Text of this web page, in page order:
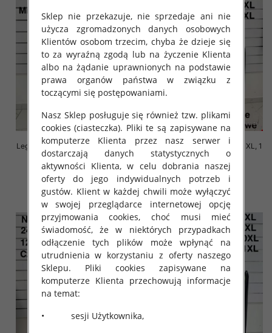
Leginsy damskie Roz S/M-L/XL , 1
Kolor Paczka 12 szt
11.00 zł
szczegóły
Leginsy damskie Roz 8XL-11XL, 1
Kolor Paczka 12 szt
12.00 zł
szczegóły
Sklep nie przekazuje, nie sprzedaje ani nie
użycza zgromadzonych danych osobowych
Klientów osobom trzecim, chyba że dzieje się
to za wyraźną zgodą lub na życzenie Klienta
albo na żądanie uprawnionych na podstawie
prawa organów państwa w związku z
toczącymi się postępowaniami.
Nasz Sklep posługuje się również tzw. plikami
cookies (ciasteczka). Pliki te są zapisywane na
komputerze Klienta przez nasz serwer i
dostarczają danych statystycznych o
aktywności Klienta, w celu dobrania naszej
oferty do jego indywidualnych potrzeb i
gustów. Klient w każdej chwili może wyłączyć
w swojej przeglądarce internetowej opcję
przyjmowania cookies, choć musi mieć
świadomość, że w niektórych przypadkach
odłączenie tych plików może wpłynąć na
utrudnienia w korzystaniu z oferty naszego
Sklepu. Pliki cookies zapisywane na
komputerze Klienta przechowują informacje
na temat:
• sesji Użytkownika,